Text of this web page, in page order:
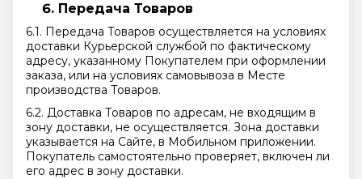
Передача Товаров
6.1. Передача Товаров осуществляется на условиях
доставки Курьерской службой по фактическому
адресу, указанному Покупателем при оформлении
заказа, или на условиях самовывоза в Месте
производства Товаров.
6.2. Доставка Товаров по адресам, не входящим в
зону доставки, не осуществляется. Зона доставки
указывается на Сайте, в Мобильном приложении.
Покупатель самостоятельно проверяет, включен ли
его адрес в зону доставки.